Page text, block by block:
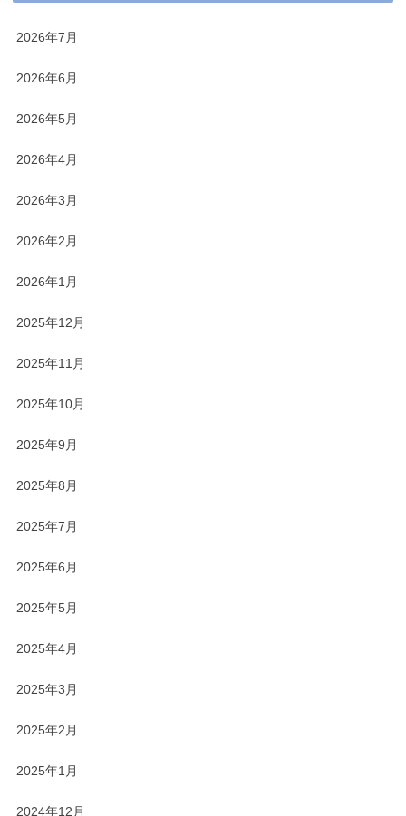
2026年7月
2026年6月
2026年5月
2026年4月
2026年3月
2026年2月
2026年1月
2025年12月
2025年11月
2025年10月
2025年9月
2025年8月
2025年7月
2025年6月
2025年5月
2025年4月
2025年3月
2025年2月
2025年1月
2024年12月